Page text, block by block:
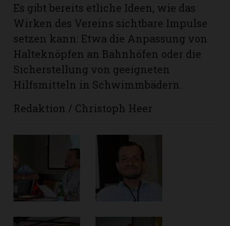
Es gibt bereits etliche Ideen, wie das
Wirken des Vereins sichtbare Impulse
setzen kann: Etwa die Anpassung von
Halteknöpfen an Bahnhöfen oder die
Sicherstellung von geeigneten
Hilfsmitteln in Schwimmbädern.
Redaktion / Christoph Heer